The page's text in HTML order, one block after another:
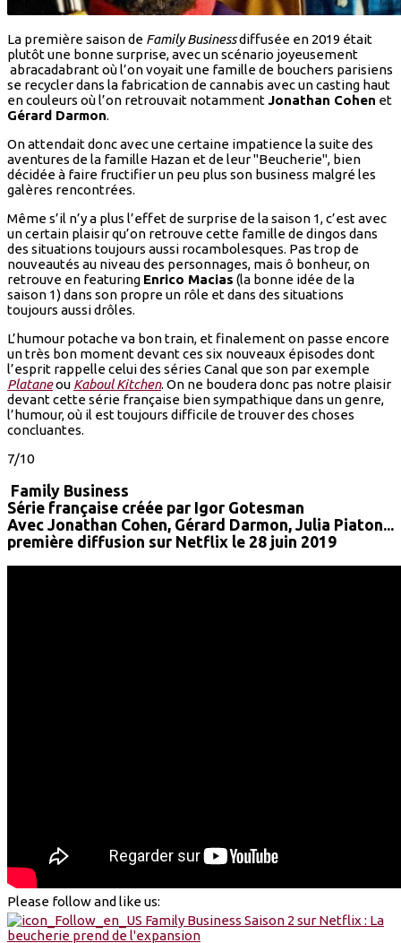
La première saison de Family Businessdiffusée en 2019 était
plutôt une bonne surprise, avec un scénario joyeusement
abracadabrant où l’on voyait une famille de bouchers parisiens
se recycler dans la fabrication de cannabis avec un casting haut
en couleurs où l’on retrouvait notamment Jonathan Cohen et
Gérard Darmon.
On attendait donc avec une certaine impatience la suite des
aventures de la famille Hazan et de leur "Beucherie", bien
décidée à faire fructifier un peu plus son business malgré les
galères rencontrées.
Même s’il n’y a plus l’effet de surprise de la saison 1, c’est avec
un certain plaisir qu’on retrouve cette famille de dingos dans
des situations toujours aussi rocambolesques. Pas trop de
nouveautés au niveau des personnages, mais ô bonheur, on
retrouve en featuring Enrico Macias (la bonne idée de la
saison 1) dans son propre un rôle et dans des situations
toujours aussi drôles.
L’humour potache va bon train, et finalement on passe encore
un très bon moment devant ces six nouveaux épisodes dont
l’esprit rappelle celui des séries Canal que son par exemple
Plataneou Kaboul Kitchen. On ne boudera donc pas notre plaisir
devant cette série française bien sympathique dans un genre,
l’humour, où il est toujours difficile de trouver des choses
concluantes.
7/10
Family Business
Série française créée par Igor Gotesman
Avec Jonathan Cohen, Gérard Darmon, Julia Piaton...
première diffusion sur Netflix le 28 juin 2019
Please follow and like us: